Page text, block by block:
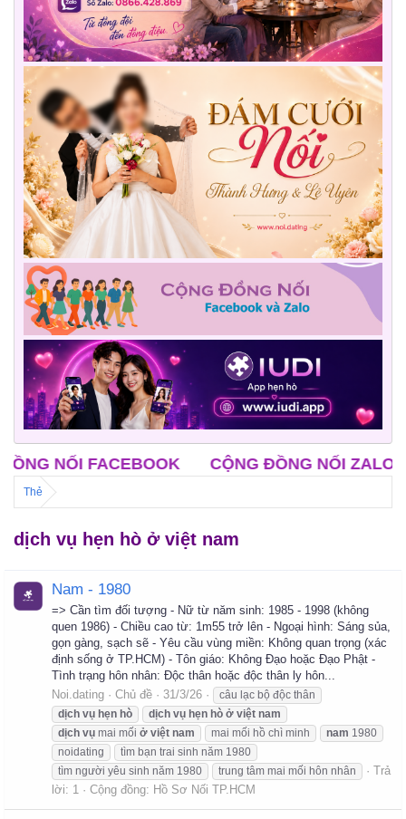
FACEBOOK CỘNG ĐỒNG NỐI ZALO CLB
Thẻ
dịch vụ hẹn hò ở việt nam
Nam - 1980
=> Cần tìm đối tượng - Nữ từ năm sinh: 1985 - 1998 (không
quen 1986) - Chiều cao từ: 1m55 trở lên - Ngoại hình: Sáng sủa,
gọn gàng, sạch sẽ - Yêu cầu vùng miền: Không quan trọng (xác
định sống ở TP.HCM) - Tôn giáo: Không Đạo hoặc Đạo Phật -
Tình trạng hôn nhân: Độc thân hoặc độc thân ly hôn...
Noi.dating
Chủ đề 31/3/26
câu lạc bộ độc thân
dịch vụ hẹn hò dịch vụ hẹn hò ở việt nam
dịch vụ mai mối ở việt nam mai mối hồ chì minh nam 1980
noidating
tìm bạn trai sinh năm 1980
tìm người yêu sinh năm 1980
trung tâm mai mối hôn nhân
Trả
lời: 1
Cộng đồng: Hồ Sơ Nối TP.HCM